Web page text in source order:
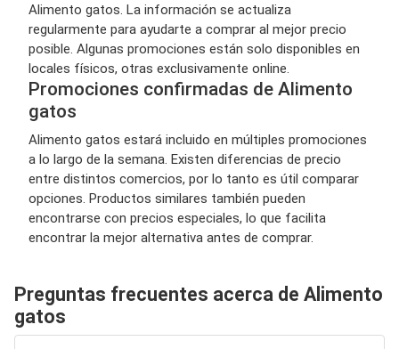
Alimento gatos. La información se actualiza
regularmente para ayudarte a comprar al mejor precio
posible. Algunas promociones están solo disponibles en
locales físicos, otras exclusivamente online.
Promociones confirmadas de Alimento
gatos
Alimento gatos estará incluido en múltiples promociones
a lo largo de la semana. Existen diferencias de precio
entre distintos comercios, por lo tanto es útil comparar
opciones. Productos similares también pueden
encontrarse con precios especiales, lo que facilita
encontrar la mejor alternativa antes de comprar.
Preguntas frecuentes acerca de Alimento
gatos